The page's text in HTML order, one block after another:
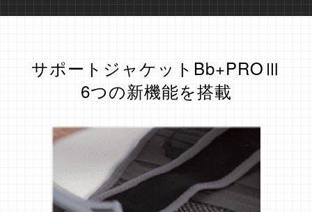
サポートジャケットBb+PROⅢ
6つの新機能を搭載